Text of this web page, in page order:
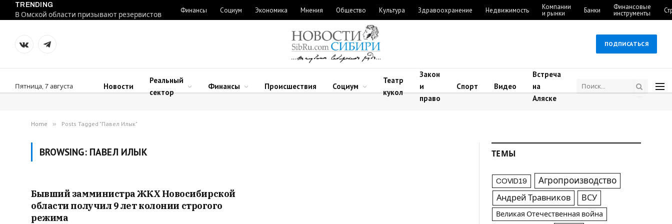
TRENDING
В Омской области призывают резервистов
Финансы Социум Экономика Мнения Общество Культура Здравоохранение Недвижимость Компании
и рынки Банки Финансовые
инструменты
VKontakteTelegram
ПОДПИСАТЬСЯ
Пятница, 7 августа Новости
Реальный
сектор
Финансы Происшествия Социум
Театр
кукол
Закон
и
право
Спорт Видео
Встреча
на
Аляске
Home » Posts Tagged "Павел Илык"
BROWSING: ПАВЕЛ ИЛЫК
Бывший замминистра ЖКХ Новосибирской
области получил 9 лет колонии строгого
режима
ТЕМЫ
COVID19 Агропроизводство
Андрей Травников ВСУ
Великая Отечественная война